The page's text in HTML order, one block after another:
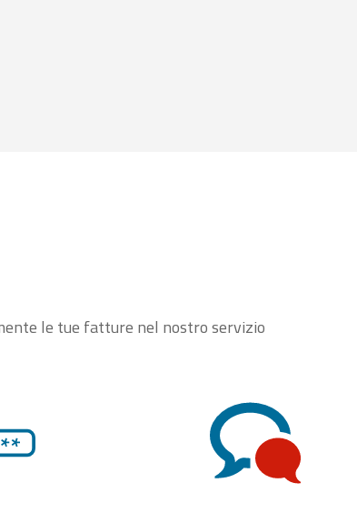
le tue fatture nel nostro servizio